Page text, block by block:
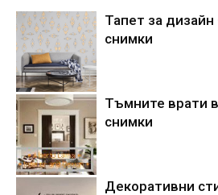
Тапет за
снимки
Тъмните врати
снимки
Декоративни